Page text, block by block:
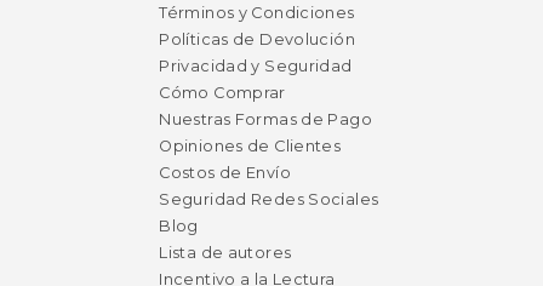
Términos y Condiciones
Políticas de Devolución
Privacidad y Seguridad
Cómo Comprar
Nuestras Formas de Pago
Opiniones de Clientes
Costos de Envío
Seguridad Redes Sociales
Blog
Lista de autores
Incentivo a la Lectura